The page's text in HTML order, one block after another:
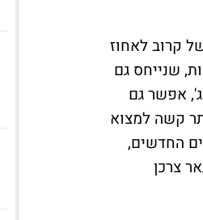
קרוב לאחוז
במחירי שירותי הבריאות, שנייחס גם
לדוג', אפשר גם
קשה למצוא
ירידה של 0.3% במחירי הרכבים החדשים,
צרכן